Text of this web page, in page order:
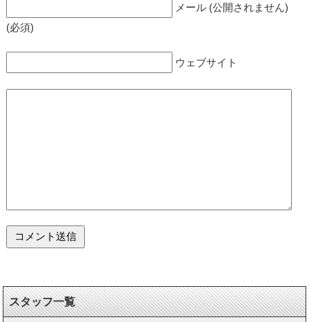
メール (公開されません)
(必須)
ウェブサイト
スタッフ一覧